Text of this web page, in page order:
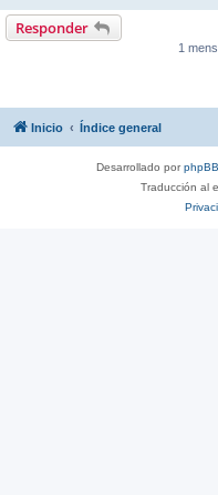
Responder
1
Inicio Índice general
Desarrollado porphpBB
Traducción al